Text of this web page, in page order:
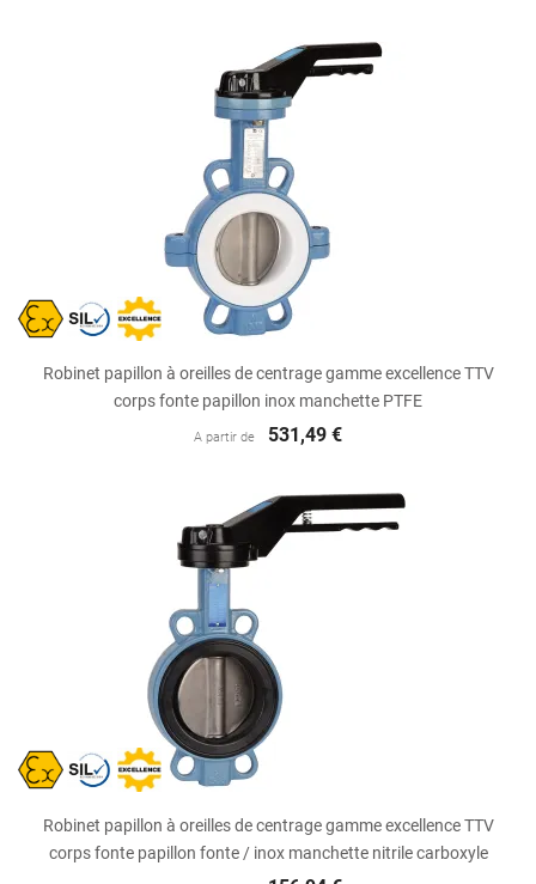
Robinet papillon à oreilles de centrage gamme excellence TTV
corps fonte papillon inox manchette PTFE
A partir de 531,49 €
Robinet papillon à oreilles de centrage gamme excellence TTV
corps fonte papillon fonte / inox manchette nitrile carboxyle